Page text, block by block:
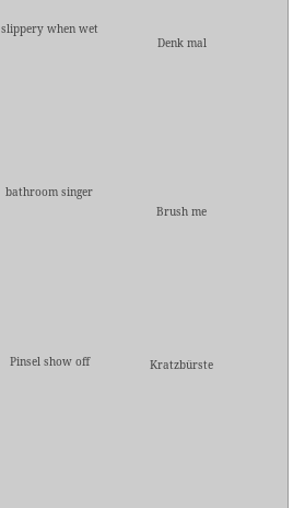
slippery when wet
Denk mal
bathroom singer
Brush me
Pinsel show off Kratzbürste